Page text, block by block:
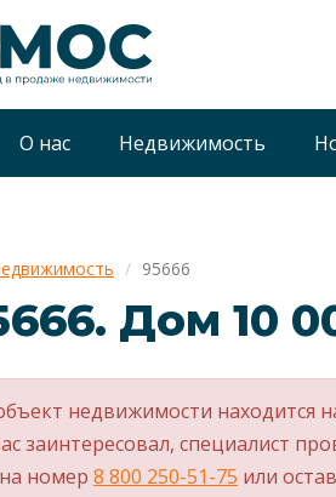
О нас Недвижимость
95666
Дом 10
недвижимости находится
заинтересовал, специалист
номер 8 800 250-51-75 или